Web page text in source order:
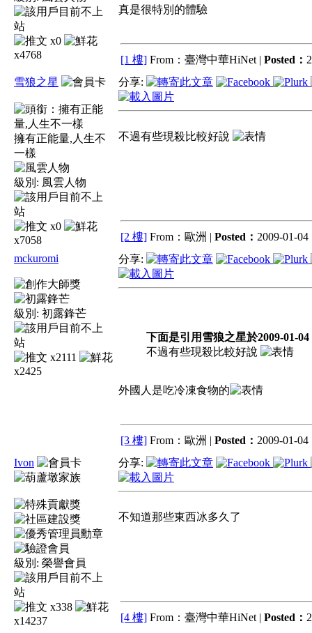
x0
x4768
真是很特別的體驗
[1 樓] From：臺灣中華HiNet | Posted：
雪狼之星
擁有正能量,人生不
一樣
級別: 風雲人物
x0
x7058
分享:
不過有些現殺比較好說
[2 樓] From：歐洲 | Posted： 2009-01-04
mckuromi
級別: 初露鋒芒
x2111
x2425
分享:
下面是引用雪狼之星於2009-01-
不過有些現殺比較好說
外國人是吃冷凍食物的
[3 樓] From：歐洲 | Posted： 2009-01-04
Ivon
級別: 榮譽會員
x338
x14237
分享:
不知道那些東西冰多久了
[4 樓] From：臺灣中華HiNet | Posted：